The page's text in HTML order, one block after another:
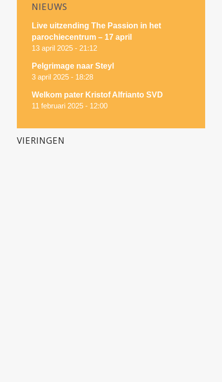
NIEUWS
Live uitzending The Passion in het
parochiecentrum – 17 april
13 april 2025 - 21:12
Pelgrimage naar Steyl
3 april 2025 - 18:28
Welkom pater Kristof Alfrianto SVD
11 februari 2025 - 12:00
VIERINGEN